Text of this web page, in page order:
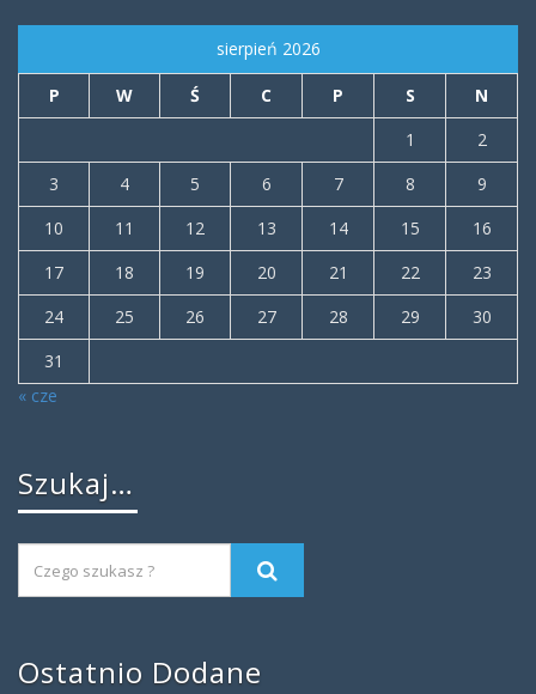
sierpień 2026
P W Ś C P S
N
1
2
3
4 5 6 7 8
9
10
11 12 13 14 15
16
17
18 19 20 21 22
23
24
25 26 27 28 29
30
31
« cze
Szukaj…
Ostatnio Dodane